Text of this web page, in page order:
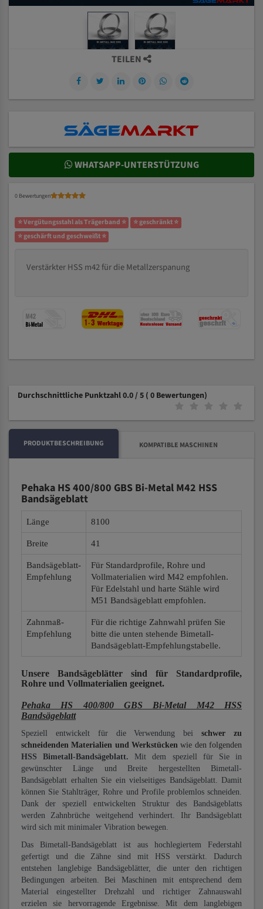
TEILEN
WHATSAPP-UNTERSTÜTZUNG
0 Bewertungen
⭐ Vergütungsstahl als Trägerband ⭐
⭐ geschränkt ⭐
⭐ geschärft und geschweißt ⭐
Verstärkter HSS m42 für die Metallzerspanung
Durchschnittliche Punktzahl 0.0 / 5 ( 0 Bewertungen)
PRODUKTBESCHREIBUNG KOMPATIBLE MASCHINEN
Pehaka HS 400/800 GBS Bi-Metal M42 HSS
Bandsägeblatt
Länge 8100
Breite 41
Bandsägeblatt-
Empfehlung
Für Standardprofile, Rohre und
Vollmaterialien wird M42 empfohlen.
Für Edelstahl und harte Stähle wird
M51 Bandsägeblatt empfohlen.
Zahnmaß-
Empfehlung
Für die richtige Zahnwahl prüfen Sie
bitte die unten stehende Bimetall-
Bandsägeblatt-Empfehlungstabelle.
Unsere Bandsägeblätter sind für Standardprofile,
Rohre und Vollmaterialien geeignet.
Pehaka HS 400/800 GBS Bi-Metal M42 HSS
Bandsägeblatt
Speziell entwickelt für die Verwendung beischwer zu
schneidenden Materialien und Werkstücken wie den folgenden
HSS Bimetall-Bandsägeblatt. Mit dem speziell für Sie in
gewünschter Länge und Breite hergestellten Bimetall-
Bandsägeblatt erhalten Sie ein vielseitiges Bandsägeblatt. Damit
können Sie Stahlträger, Rohre und Profile problemlos schneiden.
Dank der speziell entwickelten Struktur des Bandsägeblatts
werden Zahnbrüche weitgehend verhindert. Ihr Bandsägeblatt
wird sich mit minimaler Vibration bewegen.
Das Bimetall-Bandsägeblatt ist aus hochlegiertem Federstahl
gefertigt und die Zähne sind mit HSS verstärkt. Dadurch
entstehen langlebige Bandsägeblätter, die unter den richtigen
Bedingungen arbeiten. Bei Maschinen mit entsprechend dem
Material eingestellter Drehzahl und richtiger Zahnauswahl
erzielen sie hervorragende Ergebnisse. Mit dem langlebigen